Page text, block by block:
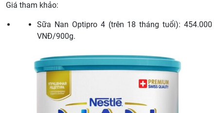
Giá tham khảo:
Sữa Nan Optipro 4 (trên 18 tháng tuổi): 454.000
VNĐ/900g.